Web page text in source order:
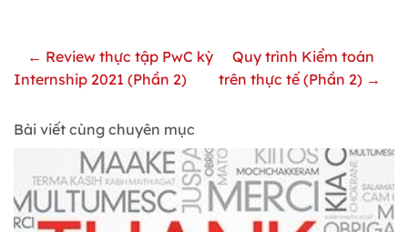
← Review thực tập PwC kỳ
Internship 2021 (Phần 2)
Quy trình Kiểm toán
trên thực tế (Phần 2) →
Bài viết cùng chuyên mục